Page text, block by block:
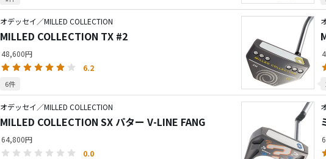
オデッセイ／MILLED COLLECTION
MILLED COLLECTION TX #2
48,600円
6.2
6件
オデッセイ／MILLED COLLECTION
MILLED COLLECTION SX パター V-LINE FANG
64,800円
0.0